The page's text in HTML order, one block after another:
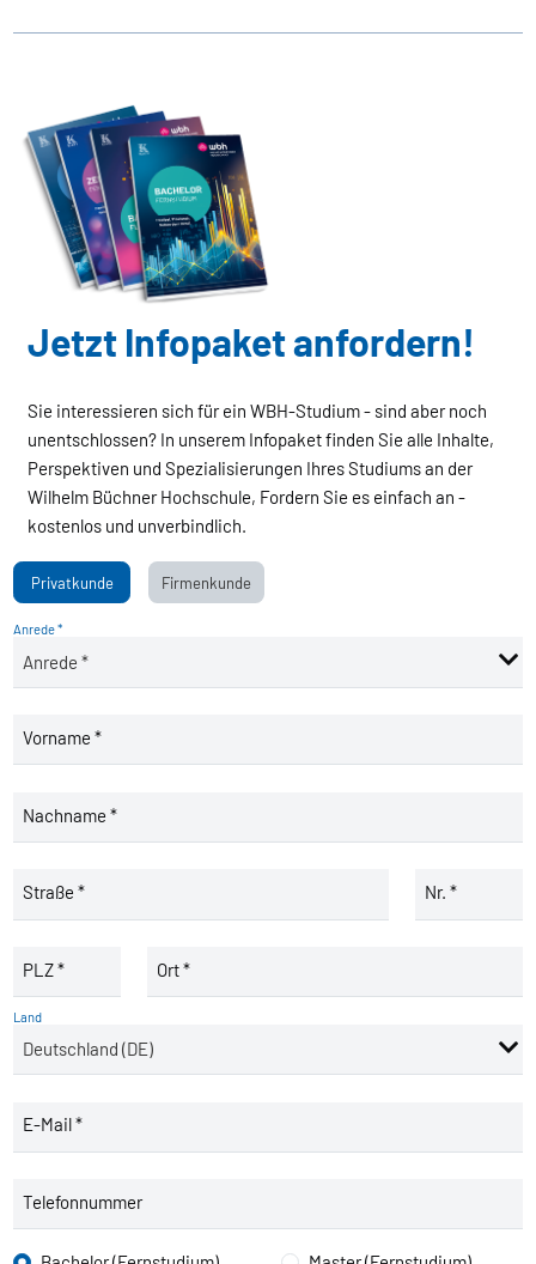
Jetzt Infopaket anfordern!
Sie interessieren sich für ein WBH-Studium - sind aber noch
unentschlossen? In unserem Infopaket finden Sie alle Inhalte,
Perspektiven und Spezialisierungen Ihres Studiums an der
Wilhelm Büchner Hochschule, Fordern Sie es einfach an -
kostenlos und unverbindlich.
Privatkunde Firmenkunde
Anrede *
Vorname *
Nachname *
Straße * Nr. *
PLZ * Ort *
Land
E-Mail *
Telefonnummer